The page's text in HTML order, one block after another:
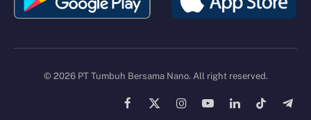
© 2026 PT Tumbuh Bersama Nano. All right reserved.
Facebook
X
InstagramYouTubeLinkedInTikTok